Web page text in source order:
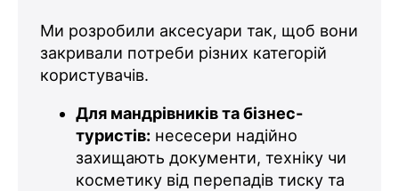
Ми розробили аксесуари так, щоб вони
закривали потреби різних категорій
користувачів.
Для мандрівників та бізнес-
туристів: несесери надійно
захищають документи, техніку чи
косметику від перепадів тиску та